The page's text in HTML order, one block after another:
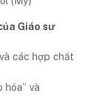
Giáo sư
các hợp chất
và